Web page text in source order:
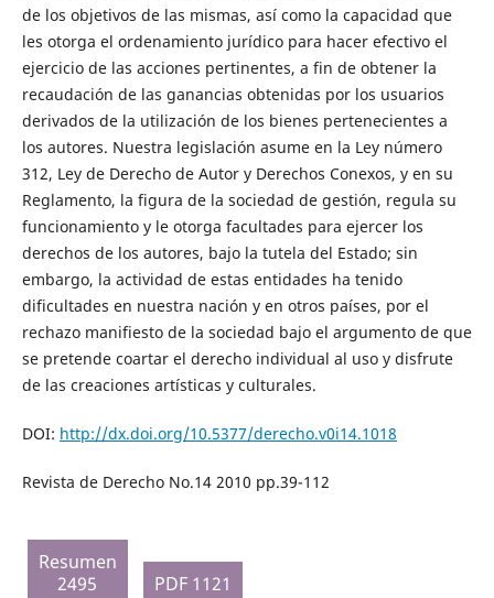
de los objetivos de las mismas, así como la capacidad que
les otorga el ordenamiento jurídico para hacer efectivo el
ejercicio de las acciones pertinentes, a fin de obtener la
recaudación de las ganancias obtenidas por los usuarios
derivados de la utilización de los bienes pertenecientes a
los autores. Nuestra legislación asume en la Ley número
312, Ley de Derecho de Autor y Derechos Conexos, y en su
Reglamento, la figura de la sociedad de gestión, regula su
funcionamiento y le otorga facultades para ejercer los
derechos de los autores, bajo la tutela del Estado; sin
embargo, la actividad de estas entidades ha tenido
dificultades en nuestra nación y en otros países, por el
rechazo manifiesto de la sociedad bajo el argumento de que
se pretende coartar el derecho individual al uso y disfrute
de las creaciones artísticas y culturales.
DOI: http://dx.doi.org/10.5377/derecho.v0i14.1018
Revista de Derecho No.14 2010 pp.39-112
Resumen
2495
PDF 1121